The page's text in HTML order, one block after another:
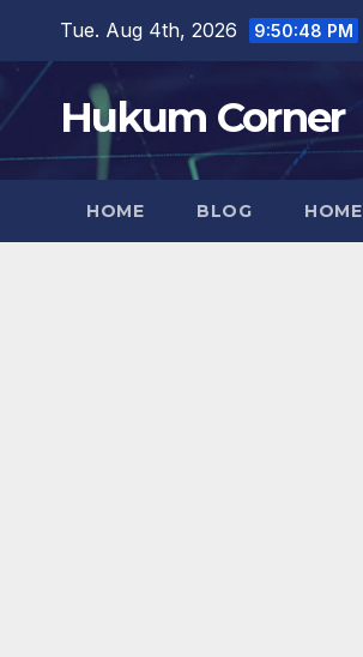
content
Tue. Aug 4th, 2026 9:50:49 PM
Hukum Corner
HOME BLOG HOME